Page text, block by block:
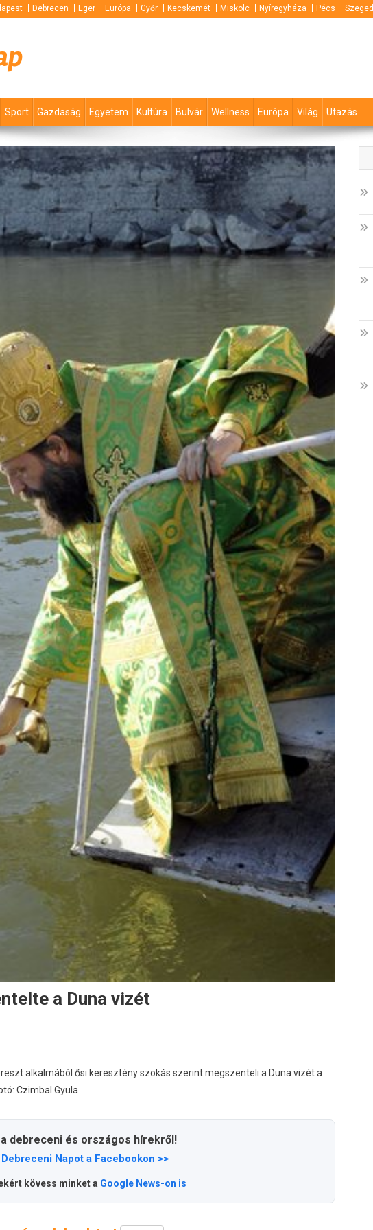
Debrecen Eger Európa Győr Kecskemét Miskolc Nyíregyháza Pécs Szeged
Sport Gazdaság Egyetem Kultúra Bulvár Wellness Európa Világ Utazás
a Duna vizét
alkalmából ősi keresztény szokás szerint megszenteli a Duna vizét a
Czimbal Gyula
debreceni és országos hírekről!
Debreceni Napot a Facebookon >>
kövess minket a Google News-on is